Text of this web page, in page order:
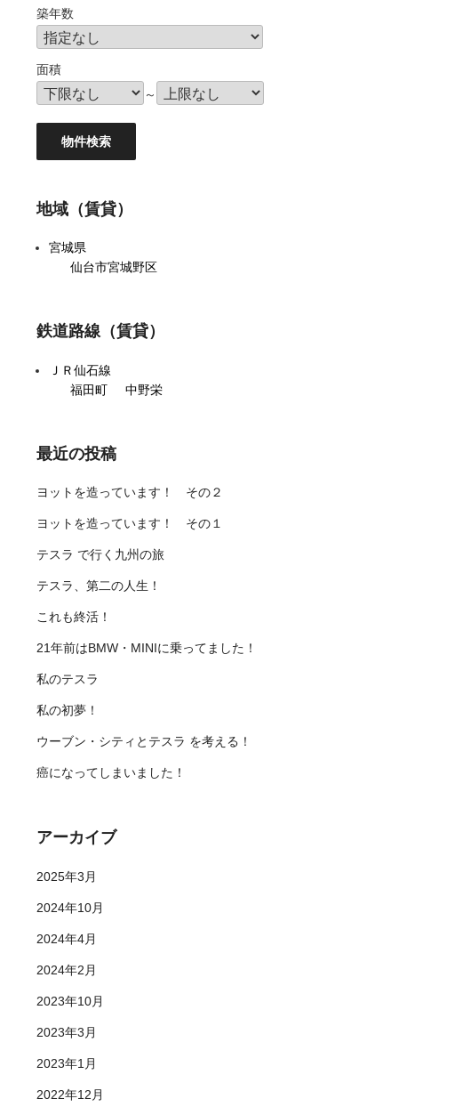
築年数
面積
～
地域（賃貸）
宮城県
仙台市宮城野区
鉄道路線（賃貸）
ＪＲ仙石線
福田町
中野栄
最近の投稿
ヨットを造っています！ その２
ヨットを造っています！ その１
テスラ で行く九州の旅
テスラ、第二の人生！
これも終活！
21年前はBMW・MINIに乗ってました！
私のテスラ
私の初夢！
ウーブン・シティとテスラ を考える！
癌になってしまいました！
アーカイブ
2025年3月
2024年10月
2024年4月
2024年2月
2023年10月
2023年3月
2023年1月
2022年12月